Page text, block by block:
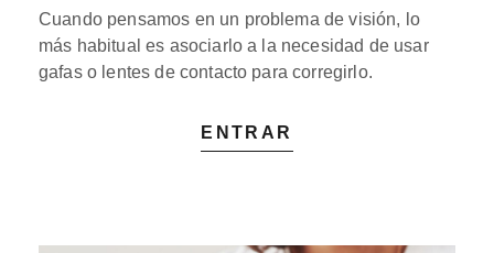
Cuando pensamos en un problema de visión, lo
más habitual es asociarlo a la necesidad de usar
gafas o lentes de contacto para corregirlo.
ENTRAR